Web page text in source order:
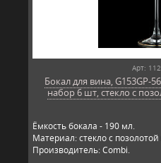
Арт:
Бокал для вина, G153GP-
набор 6 шт, стекло с
Ёмкость бокала - 190 мл.
Материал: стекло с
Производитель: Combi.